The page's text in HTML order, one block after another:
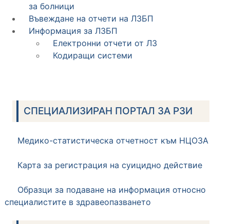
за болници
Въвеждане на отчети на ЛЗБП
Информация за ЛЗБП
Електронни отчети от ЛЗ
Кодиращи системи
СПЕЦИАЛИЗИРАН ПОРТАЛ ЗА РЗИ
Медико-статистическа отчетност към НЦОЗА
Карта за регистрация на суицидно действие
Образци за подаване на информация относно
специалистите в здравеопазването